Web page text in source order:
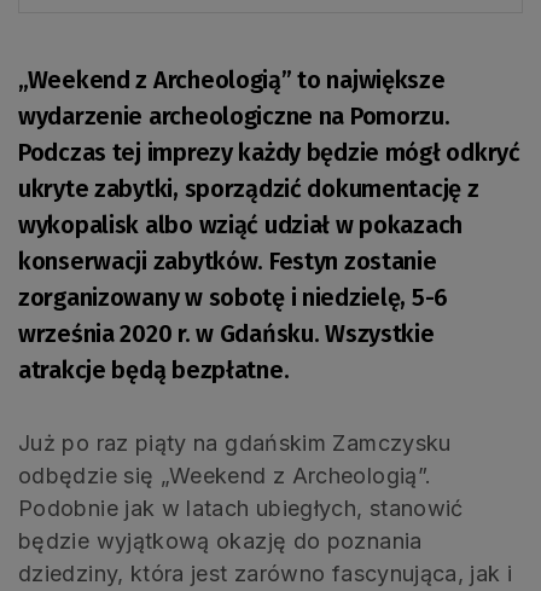
„Weekend z Archeologią” to największe
wydarzenie archeologiczne na Pomorzu.
Podczas tej imprezy każdy będzie mógł odkryć
ukryte zabytki, sporządzić dokumentację z
wykopalisk albo wziąć udział w pokazach
konserwacji zabytków. Festyn zostanie
zorganizowany w sobotę i niedzielę, 5-6
września 2020 r. w Gdańsku. Wszystkie
atrakcje będą bezpłatne.
Już po raz piąty na gdańskim Zamczysku
odbędzie się „Weekend z Archeologią”.
Podobnie jak w latach ubiegłych, stanowić
będzie wyjątkową okazję do poznania
dziedziny, która jest zarówno fascynująca, jak i